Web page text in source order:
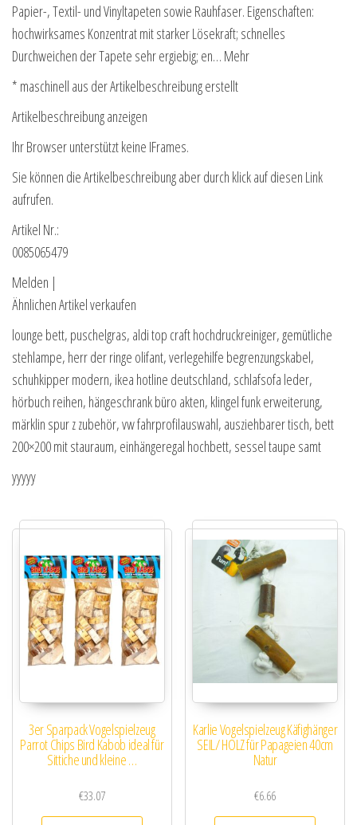
Papier-, Textil- und Vinyltapeten sowie Rauhfaser. Eigenschaften:
hochwirksames Konzentrat mit starker Lösekraft; schnelles
Durchweichen der Tapete sehr ergiebig; en… Mehr
* maschinell aus der Artikelbeschreibung erstellt
Artikelbeschreibung anzeigen
Ihr Browser unterstützt keine IFrames.
Sie können die Artikelbeschreibung aber durch klick auf diesen Link
aufrufen.
Artikel Nr.:
0085065479
Melden |
Ähnlichen Artikel verkaufen
lounge bett, puschelgras, aldi top craft hochdruckreiniger, gemütliche
stehlampe, herr der ringe olifant, verlegehilfe begrenzungskabel,
schuhkipper modern, ikea hotline deutschland, schlafsofa leder,
hörbuch reihen, hängeschrank büro akten, klingel funk erweiterung,
märklin spur z zubehör, vw fahrprofilauswahl, ausziehbarer tisch, bett
200×200 mit stauraum, einhängeregal hochbett, sessel taupe samt
yyyyy
3er Sparpack Vogelspielzeug
Parrot Chips Bird Kabob ideal für
Sittiche und kleine …
€33.07
Karlie Vogelspielzeug Käfighänger
SEIL/ HOLZ für Papageien 40cm
Natur
€6.66